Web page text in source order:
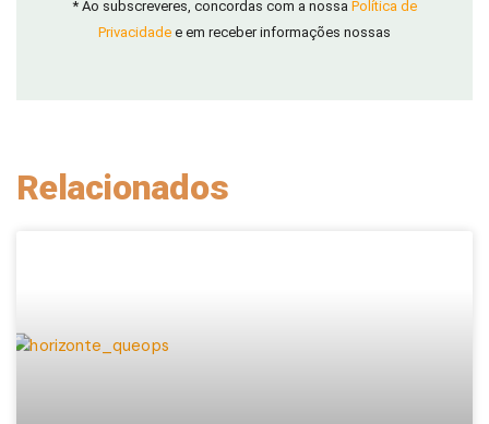
* Ao subscreveres, concordas com a nossa Política de
Privacidade e em receber informações nossas
Relacionados